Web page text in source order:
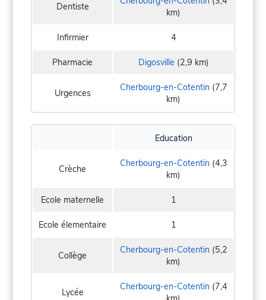
Dentiste
km)
Infirmier 4
Pharmacie Digosville (2,9 km)
Urgences Cherbourg-en-Cotentin(7,7
km)
Education
Crèche Cherbourg-en-Cotentin(4,3
km)
Ecole maternelle 1
Ecole élementaire 1
Collège Cherbourg-en-Cotentin(5,2
km)
Lycée Cherbourg-en-Cotentin(7,4